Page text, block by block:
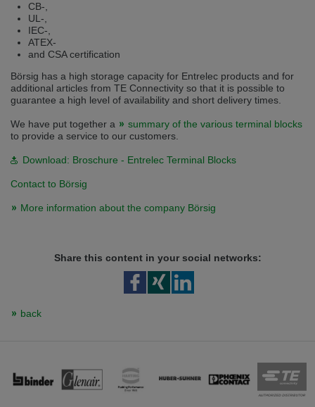
Switch to English version
CB-,
UL-,
IEC-,
ATEX-
and CSA certification
Börsig has a high storage capacity for Entrelec products and for
additional articles from TE Connectivity so that it is possible to
guarantee a high level of availability and short delivery times.
We have put together a
summary of the various terminal blocks
to provide a service to our customers.
Download: Broschure - Entrelec Terminal Blocks
Contact to Börsig
More information about the company Börsig
Share this content in your social networks:
back